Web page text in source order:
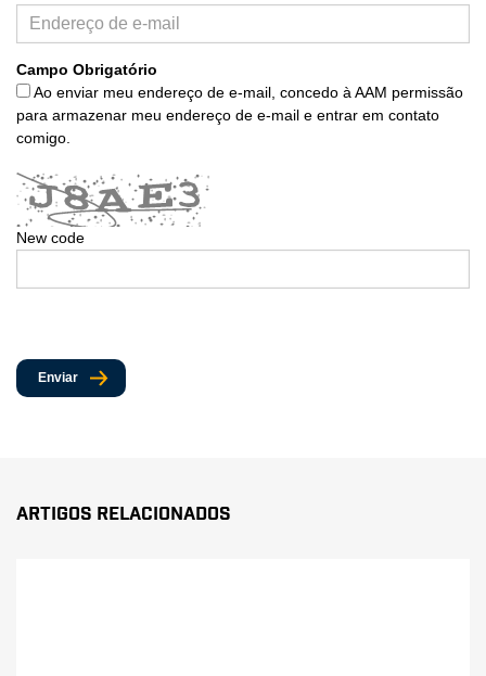
Campo Obrigatório
Ao enviar meu endereço de e-mail, concedo à AAM permissão
para armazenar meu endereço de e-mail e entrar em contato
comigo.
New code
Enviar
Artigos Relacionados